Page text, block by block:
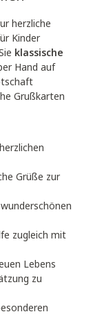
herzliche
Kinder
klassische
Hand auf
Grußkarten
Grüße zur
zugleich mit
Lebens
zu